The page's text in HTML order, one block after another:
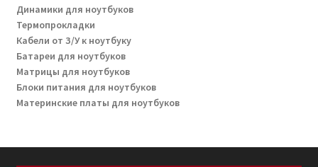
Динамики для ноутбуков
Термопрокладки
Кабели от З/У к ноутбуку
Батареи для ноутбуков
Матрицы для ноутбуков
Блоки питания для ноутбуков
Материнские платы для ноутбуков